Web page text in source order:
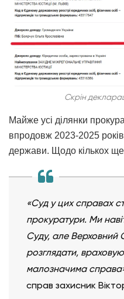
Скрін
Майже усі ділянки
впродовж 2023-2025
держави. Щодо кількох
«Суд у цих справах
прокуратури. Ми
Cуду, але Верховний
розглядати,
малозначима
справ захисник